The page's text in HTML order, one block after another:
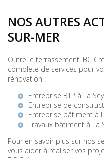
NOS AUTRES
SUR-MER
Outre le terrassement, BC
complète de services pour
rénovation :
Entreprise BTP à La
Entreprise de
Entreprise bâtiment à
Travaux bâtiment à La
Pour en savoir plus sur nos
vous aider à réaliser vos